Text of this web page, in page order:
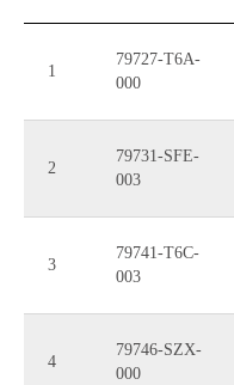
1
79727-T6A-
000
2
79731-SFE-
003
3
79741-T6C-
003
4
79746-SZX-
000